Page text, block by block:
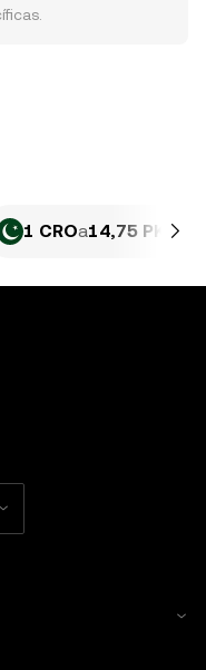
1 CROa14,75 PKR